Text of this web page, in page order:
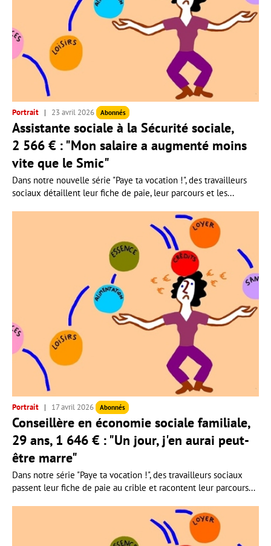
Portrait 23 avril 2026 Abonnés
Assistante sociale à la Sécurité sociale,
2 566 € : "Mon salaire a augmenté moins
vite que le Smic"
Dans notre nouvelle série "Paye ta vocation !", des travailleurs
sociaux détaillent leur fiche de paie, leur parcours et les...
Portrait 17 avril 2026 Abonnés
Conseillère en économie sociale familiale,
29 ans, 1 646 € : "Un jour, j'en aurai peut-
être marre"
Dans notre série "Paye ta vocation !", des travailleurs sociaux
passent leur fiche de paie au crible et racontent leur parcours...